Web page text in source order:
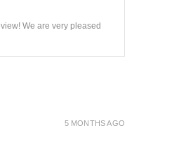
We are very pleased
5 MONTHS AGO